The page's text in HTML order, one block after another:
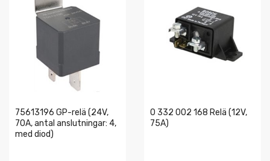
75613196 GP-relä (24V,
70A, antal anslutningar: 4,
med diod)
0 332 002 168 Relä (12V,
75A)